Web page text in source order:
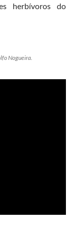
herbívoros do
Nogueira.